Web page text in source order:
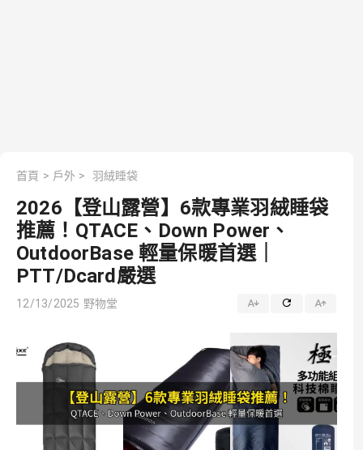
首頁 > 戶外 > 羽絨睡袋
2026【登山露營】6款專業羽絨睡袋
推薦！QTACE、Down Power、
OutdoorBase 輕量保暖首選｜
PTT/Dcard嚴選
12/13/2025 野物堂